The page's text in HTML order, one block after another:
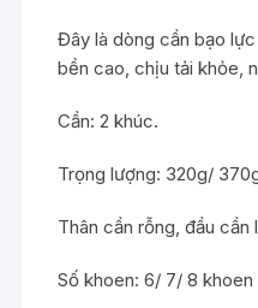
Đây là dòng cần bạo
bền cao, chịu tải khỏe,
Cần: 2 khúc.
Trọng lượng: 320g/
Thân cần rỗng, đầu cần
Số khoen: 6/ 7/ 8 khoen